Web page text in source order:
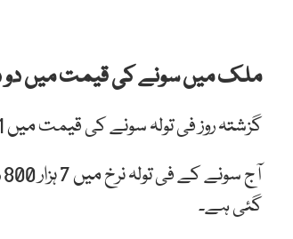
ملک میں سونے کی قیمت میں دو
گزشتہ روز فی تولہ سونے کی قیمت میں 11 ہزار 100 روپے اضافہ ہوا تھا ، دو دن میں سونا 18900 روپے مہنگا ہو گیا ہے۔
گئی ہے۔